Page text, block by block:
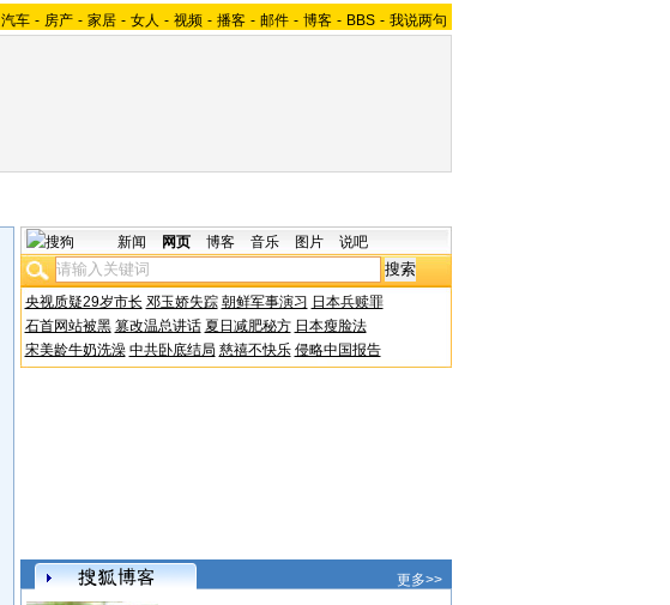
汽车 - 房产 - 家居 - 女人 - 视频 - 播客 - 邮件 - 博客 - BBS - 我说两句
新闻 网页 博客 音乐 图片 说吧
央视质疑29岁市长 邓玉娇失踪 朝鲜军事演习 日本兵赎罪
石首网站被黑 篡改温总讲话 夏日减肥秘方 日本瘦脸法
宋美龄牛奶洗澡 中共卧底结局 慈禧不快乐 侵略中国报告
更多>>